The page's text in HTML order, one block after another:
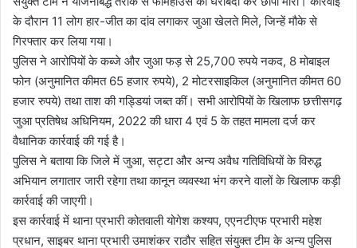
के दौरान 11 लोग हार-जीत का दांव लगाकर जुआ खेलते मिले, जिन्हें मौके से
गिरफ्तार कर लिया गया।
पुलिस ने आरोपियों के कब्जे और जुआ फड़ से 25,700 रुपये नकद, 8 मोबाइल
फोन (अनुमानित कीमत 65 हजार रुपये), 2 मोटरसाइकिल (अनुमानित कीमत 60
हजार रुपये) तथा ताश की गड्डियां जब्त कीं। सभी आरोपियों के खिलाफ छत्तीसगढ़
जुआ प्रतिषेध अधिनियम, 2022 की धारा 4 एवं 5 के तहत मामला दर्ज कर
वैधानिक कार्रवाई की गई है।
पुलिस ने बताया कि जिले में जुआ, सट्टा और अन्य अवैध गतिविधियों के विरुद्ध
अभियान लगातार जारी रहेगा तथा कानून व्यवस्था भंग करने वालों के खिलाफ कड़ी
कार्रवाई की जाएगी।
इस कार्रवाई में थाना प्रभारी कोतवाली योगेश कश्यप, एएनटीएफ प्रभारी महेश
प्रधान, साइबर थाना प्रभारी उमाशंकर राठौर सहित संयुक्त टीम के अन्य पुलिस